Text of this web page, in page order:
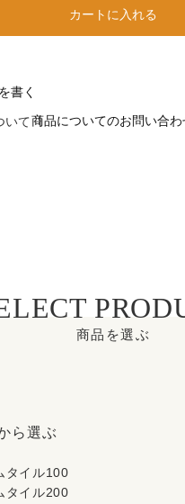
カートに入れる
書く
いて商品についてのお問い合わ
商品を選ぶ
ら選ぶ
タイル100
タイル200